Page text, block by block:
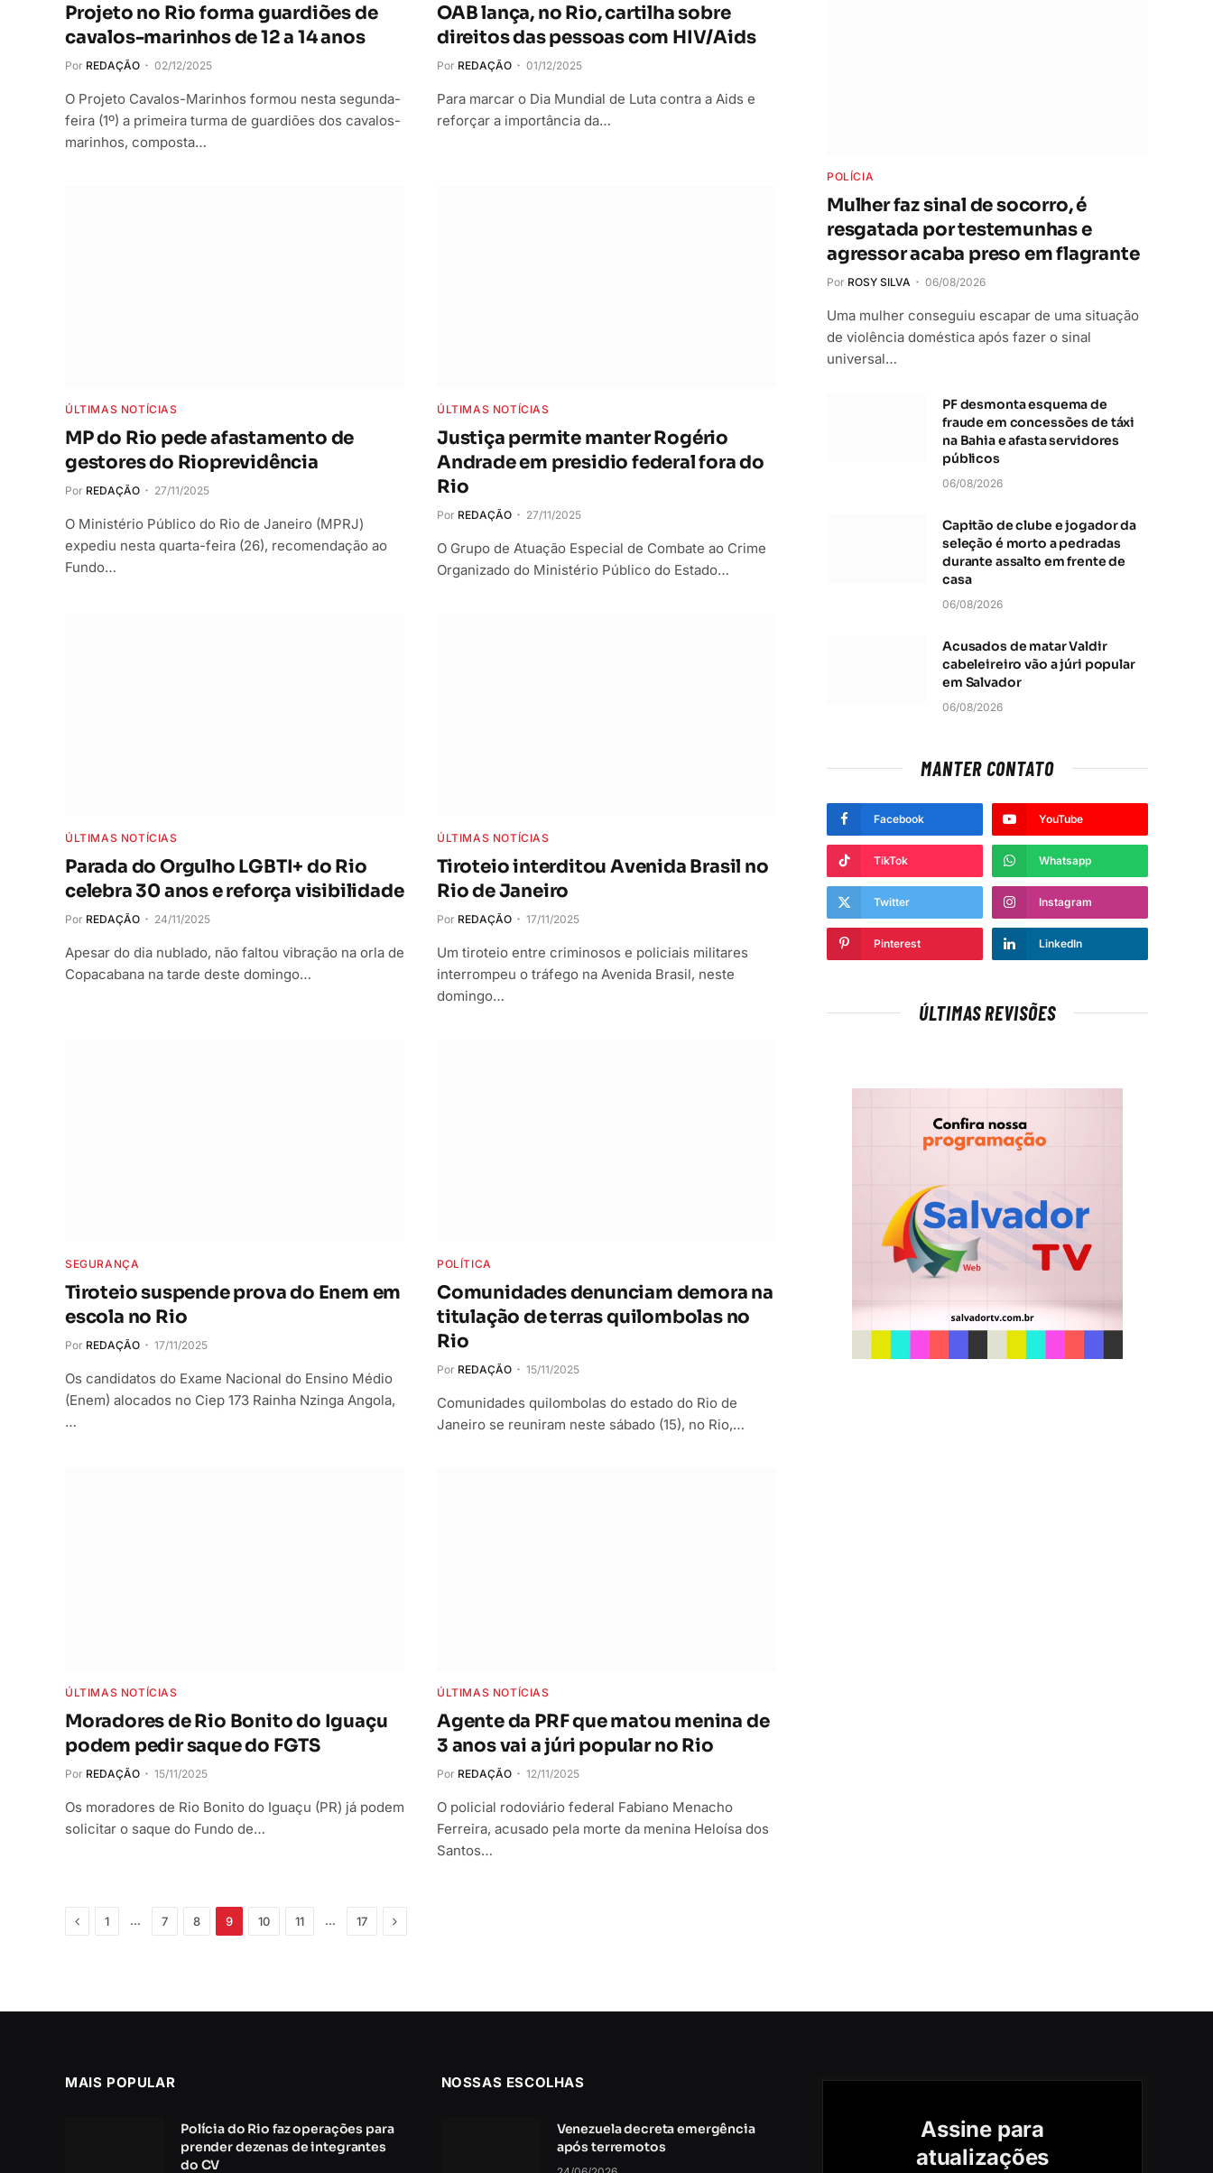
Projeto no Rio forma guardiões de
cavalos-marinhos de 12 a 14 anos
Por REDAÇÃO 02/12/2025
O Projeto Cavalos-Marinhos formou nesta segunda-
feira (1º) a primeira turma de guardiões dos cavalos-
marinhos, composta…
OAB lança, no Rio, cartilha sobre
direitos das pessoas com HIV/Aids
Por REDAÇÃO 01/12/2025
Para marcar o Dia Mundial de Luta contra a Aids e
reforçar a importância da…
ÚLTIMAS NOTÍCIAS
MP do Rio pede afastamento de
gestores do Rioprevidência
Por REDAÇÃO 27/11/2025
O Ministério Público do Rio de Janeiro (MPRJ)
expediu nesta quarta-feira (26), recomendação ao
Fundo…
ÚLTIMAS NOTÍCIAS
Justiça permite manter Rogério
Andrade em presidio federal fora do
Rio
Por REDAÇÃO 27/11/2025
O Grupo de Atuação Especial de Combate ao Crime
Organizado do Ministério Público do Estado…
ÚLTIMAS NOTÍCIAS
Parada do Orgulho LGBTI+ do Rio
celebra 30 anos e reforça visibilidade
Por REDAÇÃO 24/11/2025
Apesar do dia nublado, não faltou vibração na orla de
Copacabana na tarde deste domingo…
ÚLTIMAS NOTÍCIAS
Tiroteio interditou Avenida Brasil no
Rio de Janeiro
Por REDAÇÃO 17/11/2025
Um tiroteio entre criminosos e policiais militares
interrompeu o tráfego na Avenida Brasil, neste
domingo…
SEGURANÇA
Tiroteio suspende prova do Enem em
escola no Rio
Por REDAÇÃO 17/11/2025
Os candidatos do Exame Nacional do Ensino Médio
(Enem) alocados no Ciep 173 Rainha Nzinga Angola,
…
POLÍTICA
Comunidades denunciam demora na
titulação de terras quilombolas no
Rio
Por REDAÇÃO 15/11/2025
Comunidades quilombolas do estado do Rio de
Janeiro se reuniram neste sábado (15), no Rio,…
ÚLTIMAS NOTÍCIAS
Moradores de Rio Bonito do Iguaçu
podem pedir saque do FGTS
Por REDAÇÃO 15/11/2025
Os moradores de Rio Bonito do Iguaçu (PR) já podem
solicitar o saque do Fundo de…
ÚLTIMAS NOTÍCIAS
Agente da PRF que matou menina de
3 anos vai a júri popular no Rio
Por REDAÇÃO 12/11/2025
O policial rodoviário federal Fabiano Menacho
Ferreira, acusado pela morte da menina Heloísa dos
Santos…
Anterior
1 … 7 8 9 10 11 … 17 Próximo
POLÍCIA
Mulher faz sinal de socorro, é
resgatada por testemunhas e
agressor acaba preso em flagrante
Por ROSY SILVA 06/08/2026
Uma mulher conseguiu escapar de uma situação
de violência doméstica após fazer o sinal
universal…
PF desmonta esquema de
fraude em concessões de táxi
na Bahia e afasta servidores
públicos
06/08/2026
Capitão de clube e jogador da
seleção é morto a pedradas
durante assalto em frente de
casa
06/08/2026
Acusados de matar Valdir
cabeleireiro vão a júri popular
em Salvador
06/08/2026
MANTER CONTATO
Facebook YouTube
TikTok Whatsapp
Twitter Instagram
Pinterest LinkedIn
ÚLTIMAS REVISÕES
MAIS POPULAR
Polícia do Rio faz operações para
prender dezenas de integrantes
do CV
NOSSAS ESCOLHAS
Venezuela decreta emergência
após terremotos
Assine para
atualizações